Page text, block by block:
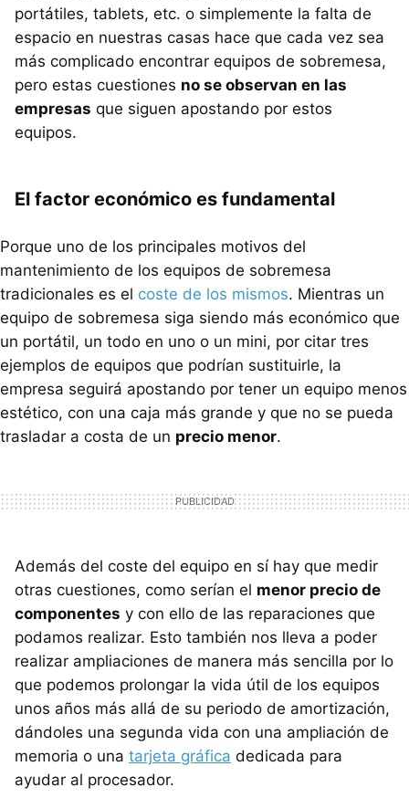
portátiles, tablets, etc. o simplemente la falta de
espacio en nuestras casas hace que cada vez sea
más complicado encontrar equipos de sobremesa,
pero estas cuestiones no se observan en las
empresas que siguen apostando por estos
equipos.
El factor económico es fundamental
Porque uno de los principales motivos del
mantenimiento de los equipos de sobremesa
tradicionales es el coste de los mismos. Mientras un
equipo de sobremesa siga siendo más económico que
un portátil, un todo en uno o un mini, por citar tres
ejemplos de equipos que podrían sustituirle, la
empresa seguirá apostando por tener un equipo menos
estético, con una caja más grande y que no se pueda
trasladar a costa de un precio menor.
Además del coste del equipo en sí hay que medir
otras cuestiones, como serían el menor precio de
componentes y con ello de las reparaciones que
podamos realizar. Esto también nos lleva a poder
realizar ampliaciones de manera más sencilla por lo
que podemos prolongar la vida útil de los equipos
unos años más allá de su periodo de amortización,
dándoles una segunda vida con una ampliación de
memoria o una tarjeta gráfica dedicada para
ayudar al procesador.